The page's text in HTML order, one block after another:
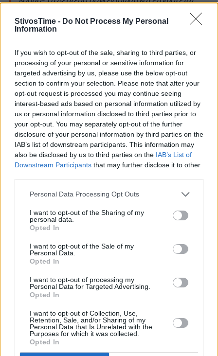
StivosTime - Do Not Process My Personal
Information
If you wish to opt-out of the sale, sharing to third parties, or
processing of your personal or sensitive information for
targeted advertising by us, please use the below opt-out
section to confirm your selection. Please note that after your
opt-out request is processed you may continue seeing
interest-based ads based on personal information utilized by
us or personal information disclosed to third parties prior to
your opt-out. You may separately opt-out of the further
disclosure of your personal information by third parties on the
IAB’s list of downstream participants. This information may
also be disclosed by us to third parties on the IAB’s List of
Downstream Participants that may further disclose it to other
Personal Data Processing Opt Outs
I want to opt-out of the Sharing of my
personal data.
Opted In
I want to opt-out of the Sale of my
Personal Data.
Opted In
I want to opt-out of processing my
Personal Data for Targeted Advertising.
Opted In
I want to opt-out of Collection, Use,
Retention, Sale, and/or Sharing of my
Personal Data that Is Unrelated with the
Purposes for which it was collected.
Opted In
A+ A- A±
επιστολή από τον σύλλογο αθλητών
Τόλης Λελεκίδης